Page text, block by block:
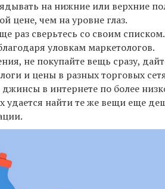
на нижние или верхние
цене, чем на уровне глаз.
раз сверьтесь со своим
уловкам маркетологов.
не покупайте вещь сразу,
и цены в разных торговых
в интернете по более
удается найти те же вещи еще